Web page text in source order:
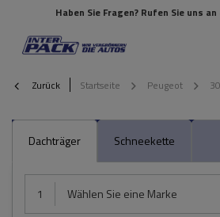
Haben Sie Fragen? Rufen Sie uns an
Zurück Startseite Peugeot
Dachträger Schneekette
1 Wählen Sie eine Marke